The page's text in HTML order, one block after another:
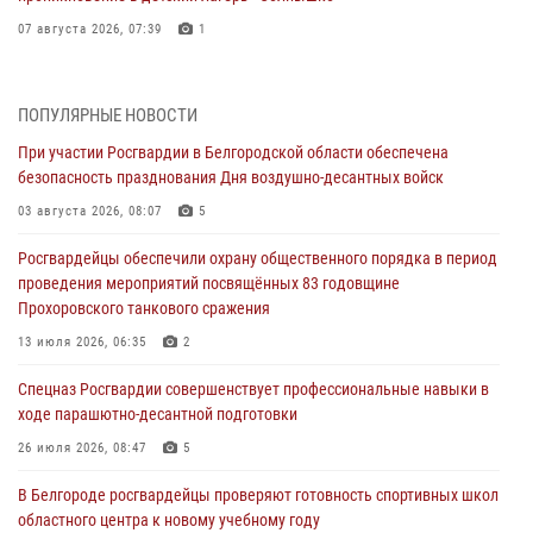
07 августа 2026, 07:39 1
Подвиги героев‑росгвардейцев увековечили в новой музейной
экспозиции белгородского музея‑диорамы «Курская битва.
06 августа 2026, 12:05 3
В Белгороде росгвардейцы проверяют готовность спортивных школ
областного центра к новому учебному году
Росгвардия обеспечила общественную безопасность празднования
83-й годовщины освобождения г. Белгорода от немецко -
06 августа 2026, 06:54 3
ПОПУЛЯРНЫЕ НОВОСТИ
При участии Росгвардии в Белгородской области обеспечена
безопасность празднования Дня воздушно-десантных войск
03 августа 2026, 08:07 5
Росгвардейцы обеспечили охрану общественного порядка в период
проведения мероприятий посвящённых 83 годовщине
Прохоровского танкового сражения
13 июля 2026, 06:35 2
Спецназ Росгвардии совершенствует профессиональные навыки в
ходе парашютно-десантной подготовки
26 июля 2026, 08:47 5
В Белгороде росгвардейцы проверяют готовность спортивных школ
областного центра к новому учебному году